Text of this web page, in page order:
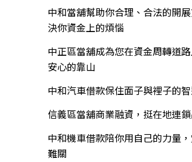
中和當舖幫助你合理、合法的開
決你資金上的煩惱
中正區當舖成為您在資金周轉道
安心的靠山
中和汽車借款保住面子與裡子的
信義區當舖商業融資，挺在地連
中和機車借款陪你用自己的力量
難關